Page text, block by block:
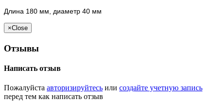
Длина 180 мм, диаметр 40 мм
×Close
Отзывы
Написать отзыв
Пожалуйста авторизируйтесь или создайте учетную запись
перед тем как написать отзыв